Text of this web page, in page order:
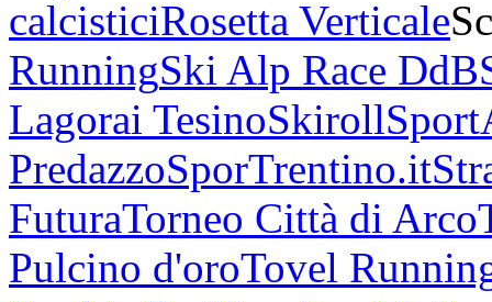
calcisticiRosetta Verticale
RunningSki Alp Race DdB
Lagorai TesinoSkiroll
PredazzoSporTrentino.it
FuturaTorneo Città di Arco
Pulcino d'oroTovel